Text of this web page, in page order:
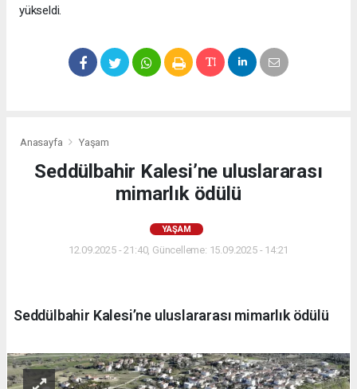
yükseldi.
Anasayfa Yaşam
Seddülbahir Kalesi’ne uluslararası
mimarlık ödülü
YAŞAM
12.09.2025 - 21:40, Güncelleme: 15.09.2025 - 14:21
Seddülbahir Kalesi’ne uluslararası mimarlık ödülü